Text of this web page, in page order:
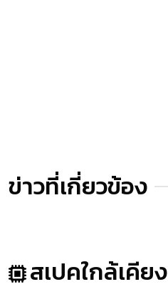
ข่าวที่เกี่ยวข้อง
สเปคใกล้เคียง